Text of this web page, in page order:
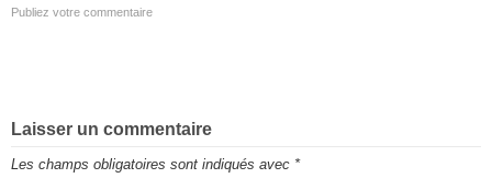
Publiez votre commentaire
Laisser un commentaire
Les champs obligatoires sont indiqués avec *